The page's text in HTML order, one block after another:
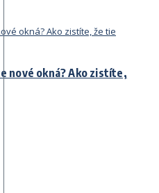
nové okná? Ako zistíte,